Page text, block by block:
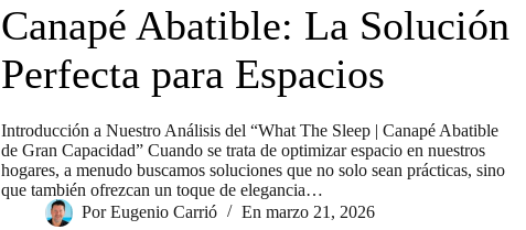
Canapé Abatible: La Solución
Perfecta para Espacios
Introducción a Nuestro Análisis del “What The Sleep | Canapé Abatible
de Gran Capacidad” Cuando se trata de optimizar espacio en nuestros
hogares, a menudo buscamos soluciones que no solo sean prácticas, sino
que también ofrezcan un toque de elegancia…
Por Eugenio Carrió En marzo 21, 2026